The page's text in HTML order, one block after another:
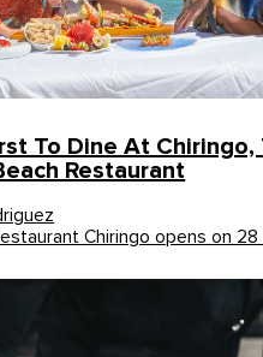
To Dine At
Restaurant
Chiringo opens on